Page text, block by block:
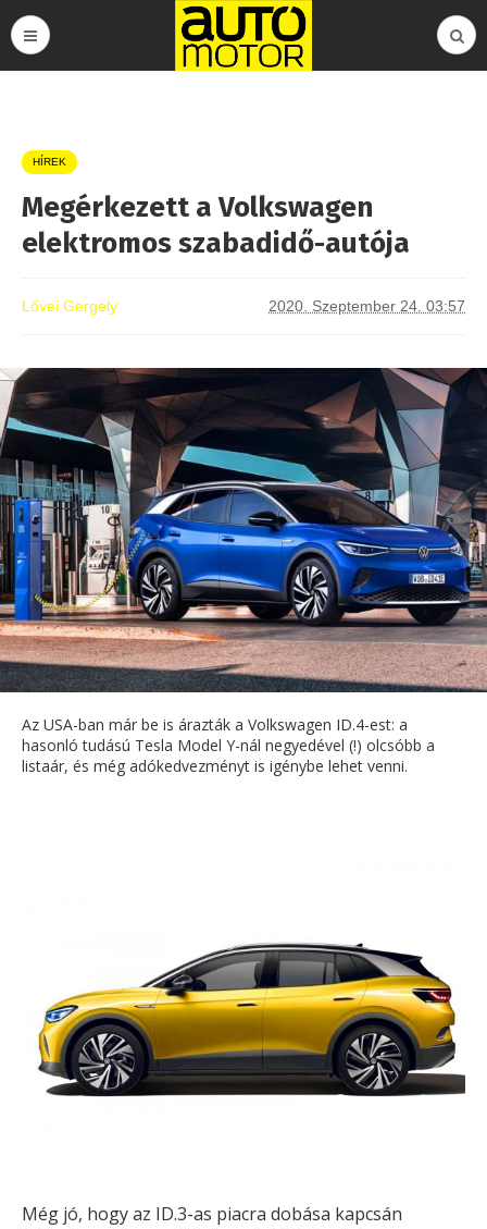
HÍREK
Megérkezett a Volkswagen
elektromos szabadidő-autója
Lővei Gergely 2020. Szeptember 24. 03:57
Az USA-ban már be is árazták a Volkswagen ID.4-est: a
hasonló tudású Tesla Model Y-nál negyedével (!) olcsóbb a
listaár, és még adókedvezményt is igénybe lehet venni.
Még jó, hogy az ID.3-as piacra dobása kapcsán